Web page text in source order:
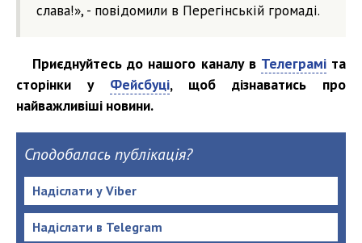
слава!», - повідомили в Перегінській громаді.
Приєднуйтесь до нашого каналу в Телеграміта
сторінки у Фейсбуці, щоб дізнаватись про
найважливіші новини.
Сподобалась публікація?
Надіслати у Viber
Надіслати в Telegram